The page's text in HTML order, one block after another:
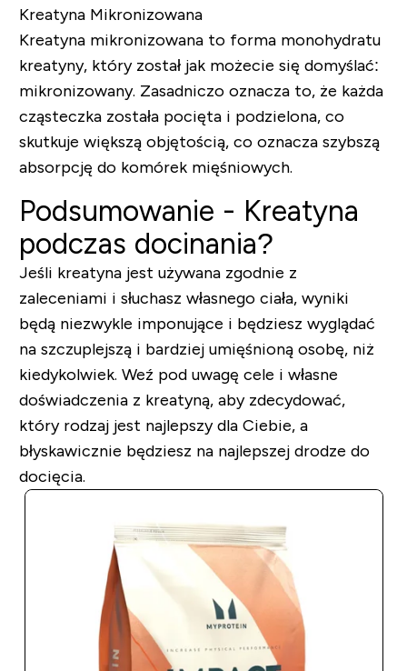
Kreatyna Mikronizowana
Kreatyna mikronizowana to forma monohydratu
kreatyny, który został jak możecie się domyślać:
mikronizowany. Zasadniczo oznacza to, że każda
cząsteczka została pocięta i podzielona, co
skutkuje większą objętością, co oznacza szybszą
absorpcję do komórek mięśniowych.
Podsumowanie - Kreatyna
podczas docinania?
Jeśli kreatyna jest używana zgodnie z
zaleceniami i słuchasz własnego ciała, wyniki
będą niezwykle imponujące i będziesz wyglądać
na szczuplejszą i bardziej umięśnioną osobę, niż
kiedykolwiek. Weź pod uwagę cele i własne
doświadczenia z kreatyną, aby zdecydować,
który rodzaj jest najlepszy dla Ciebie, a
błyskawicznie będziesz na najlepszej drodze do
docięcia.